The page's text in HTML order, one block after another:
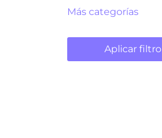
Más categorías
Aplicar filtro